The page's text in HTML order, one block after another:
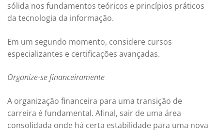
sólida nos fundamentos teóricos e princípios práticos
da tecnologia da informação.
Em um segundo momento, considere cursos
especializantes e certificações avançadas.
Organize-se financeiramente
A organização financeira para uma transição de
carreira é fundamental. Afinal, sair de uma área
consolidada onde há certa estabilidade para uma nova